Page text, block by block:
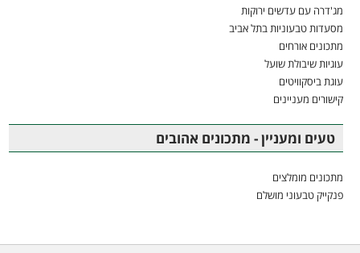
מג'דרה עם עדשים ירוקות
מסעדות טבעוניות בתל אביב
מתכונים אורחים
עוגיות שיבולת שועל
עוגת ביסקוויטים
קישורים מעניינים
טעים ומעניין - מתכונים אהובים
מתכונים מומלצים
פנקייק טבעוני מושלם